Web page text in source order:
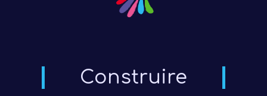
Construire